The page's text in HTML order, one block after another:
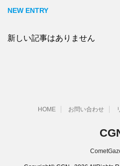
NEW ENTRY
新しい記事はありません
HOME お問い合わせ